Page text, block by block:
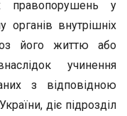
правопорушень у
органів внутрішніх
його життю або
учинення
з відповідною
діє підрозділ